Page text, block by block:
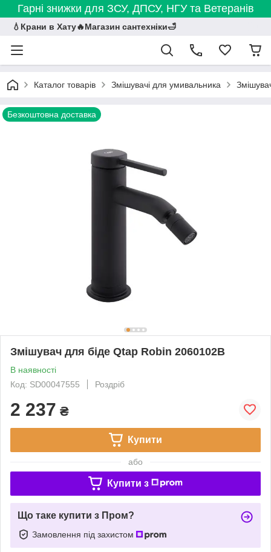
Гарні знижки для ЗСУ, ДПСУ, НГУ та Ветеранів
💧Крани в Хату🔥Магазин сантехніки🛁
Каталог товарів Змішувачі для умивальника
Безкоштовна доставка
Змішувач для біде Qtap Robin 2060102B
В наявності
Код: SD00047555
Роздріб
2 237 ₴
Купити
або
Купити з
Що таке купити з Пром?
Замовлення під захистом